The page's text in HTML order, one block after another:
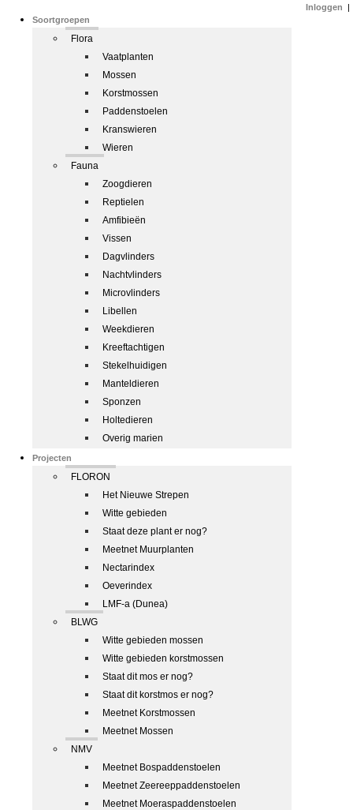
Soortgroepen
Flora
Vaatplanten
Mossen
Korstmossen
Paddenstoelen
Kranswieren
Wieren
Fauna
Zoogdieren
Reptielen
Amfibieën
Vissen
Dagvlinders
Nachtvlinders
Microvlinders
Libellen
Weekdieren
Kreeftachtigen
Stekelhuidigen
Manteldieren
Sponzen
Holtedieren
Overig marien
Projecten
FLORON
Het Nieuwe Strepen
Witte gebieden
Staat deze plant er nog?
Meetnet Muurplanten
Nectarindex
Oeverindex
LMF-a (Dunea)
BLWG
Witte gebieden mossen
Witte gebieden korstmossen
Staat dit mos er nog?
Staat dit korstmos er nog?
Meetnet Korstmossen
Meetnet Mossen
NMV
Meetnet Bospaddenstoelen
Meetnet Zeereeppaddenstoelen
Meetnet Moeraspaddenstoelen
Inloggen |